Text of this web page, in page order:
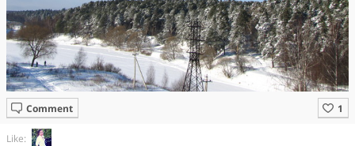
Comment
Like: